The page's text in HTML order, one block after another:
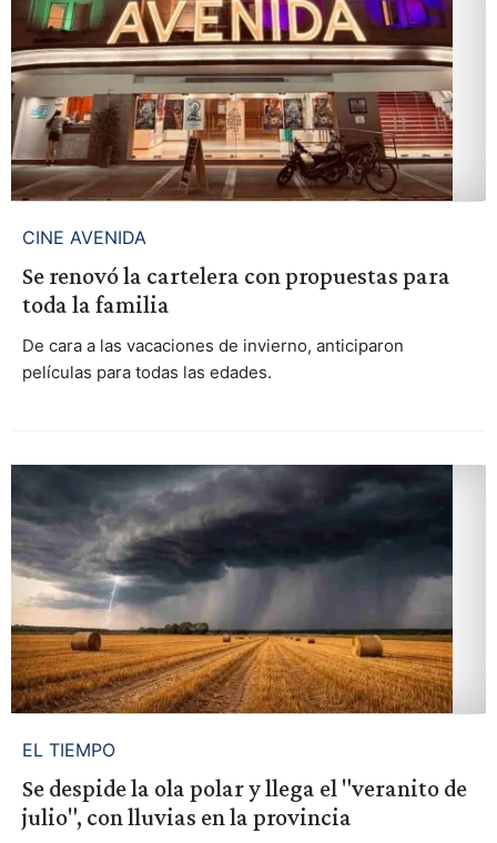
CINE AVENIDA
Se renovó la cartelera con propuestas para
toda la familia
De cara a las vacaciones de invierno, anticiparon
películas para todas las edades.
EL TIEMPO
Se despide la ola polar y llega el "veranito de
julio", con lluvias en la provincia